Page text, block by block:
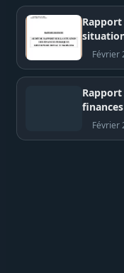
2019 à
Février
au 31
Février